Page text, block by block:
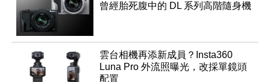
曾經胎死腹中的 DL 系列高階隨身機
雲台相機再添新成員？Insta360
Luna Pro 外流照曝光，改採單鏡頭
配置